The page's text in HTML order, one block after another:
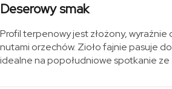
Deserowy smak
Profil terpenowy jest złożony, wyraźnie
nutami orzechów. Zioło fajnie pasuje
idealne na popołudniowe spotkanie ze